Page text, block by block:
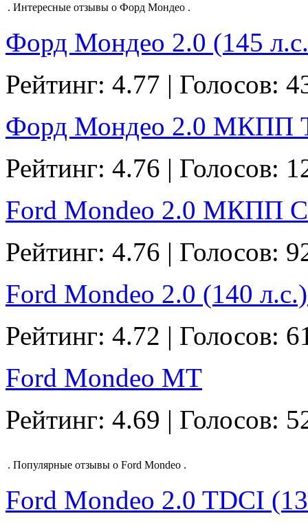
. Интересные отзывы о Форд Мондео .
Форд Мондео 2.0 (145
Рейтинг: 4.77 | Голосов:
Форд Мондео 2.0 МКПП
Рейтинг: 4.76 | Голосов:
Ford Mondeo 2.0 МКПП
Рейтинг: 4.76 | Голосов:
Ford Mondeo 2.0 (140
Рейтинг: 4.72 | Голосов:
Ford Mondeo MT
Рейтинг: 4.69 | Голосов:
. Популярные отзывы о Ford Mondeo .
Ford Mondeo 2.0 TDCI